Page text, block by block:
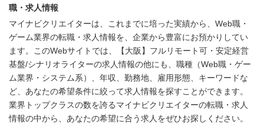
職・求人情報
マイナビクリエイターは、これまでに培った実績から、Web職・
ゲーム業界の転職・求人情報を、企業から豊富にお預かりしてい
ます。このWebサイトでは、【大阪】フルリモート可・安定経営
基盤/シナリオライターの求人情報の他にも、職種（Web職・ゲー
ム業界・システム系）、年収、勤務地、雇用形態、キーワードな
ど、あなたの希望条件に絞って求人情報を探すことができます。
業界トップクラスの数を誇るマイナビクリエイターの転職・求人
情報の中から、あなたの希望に合う求人をぜひお探しください。